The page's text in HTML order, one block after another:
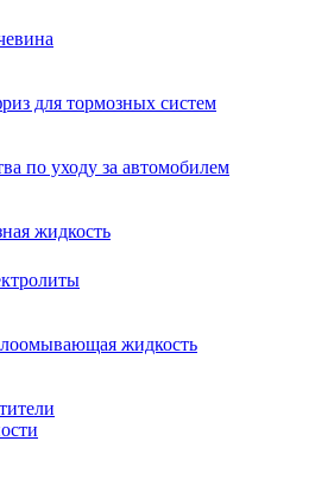
для тормозных систем
по уходу за автомобилем
жидкость
жидкость